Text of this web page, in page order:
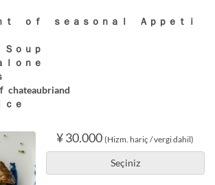
ｔ ｏｆ ｓｅａｓｏｎａｌ Ａｐｐｅｔｉ
ｏｕｐ
ｏｎｅ
chateaubriand
ｅ
¥ 30.000 (Hizm. hariç / vergi dahil)
Seçiniz